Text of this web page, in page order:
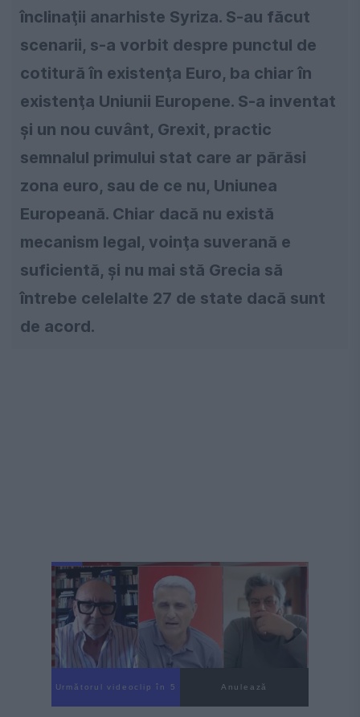
înclinaţii anarhiste Syriza. S-au făcut
scenarii, s-a vorbit despre punctul de
cotitură în existenţa Euro, ba chiar în
existenţa Uniunii Europene. S-a inventat
și un nou cuvânt, Grexit, practic
semnalul primului stat care ar părăsi
zona euro, sau de ce nu, Uniunea
Europeană. Chiar dacă nu există
mecanism legal, voinţa suverană e
suficientă, și nu mai stă Grecia să
întrebe celelalte 27 de state dacă sunt
de acord.
Următorul videoclip în 4 Anulează